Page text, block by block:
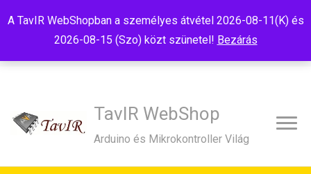
A TavIR WebShopban a személyes átvétel 2026-08-11(K) és
2026-08-15 (Szo) közt szünetel! Bezárás
TavIR WebShop
Arduino és Mikrokontroller Világ